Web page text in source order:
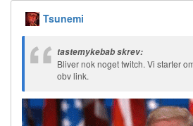
Tsunemi
tastemykebab skrev:
Bliver nok noget twitch. Vi starter
obv link.